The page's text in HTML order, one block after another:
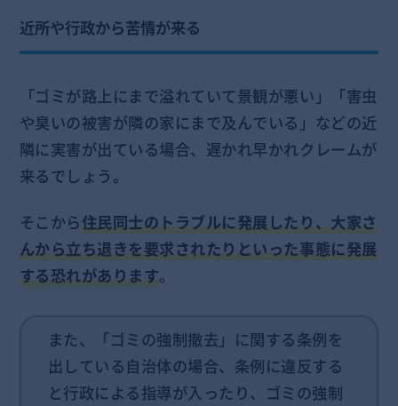
近所や行政から苦情が来る
「ゴミが路上にまで溢れていて景観が悪い」「害虫
や臭いの被害が隣の家にまで及んでいる」などの近
隣に実害が出ている場合、遅かれ早かれクレームが
来るでしょう。
そこから住民同士のトラブルに発展したり、大家さ
んから立ち退きを要求されたりといった事態に発展
する恐れがあります。
また、「ゴミの強制撤去」に関する条例を
出している自治体の場合、条例に違反する
と行政による指導が入ったり、ゴミの強制